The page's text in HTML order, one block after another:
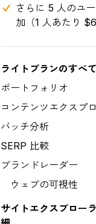
さらに 5 人のユ
加（1 人あたり
ライトプランのすべ
ポートフォリオ
コンテンツエクスプ
バッチ分析
SERP 比較
ブランドレーダー
ウェブの可視性
サイトエクスプロー